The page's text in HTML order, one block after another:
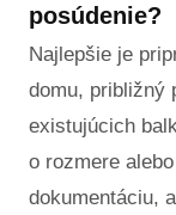
posúdenie?
Najlepšie je
domu, približný
existujúcich
o rozmere
dokumentáciu,